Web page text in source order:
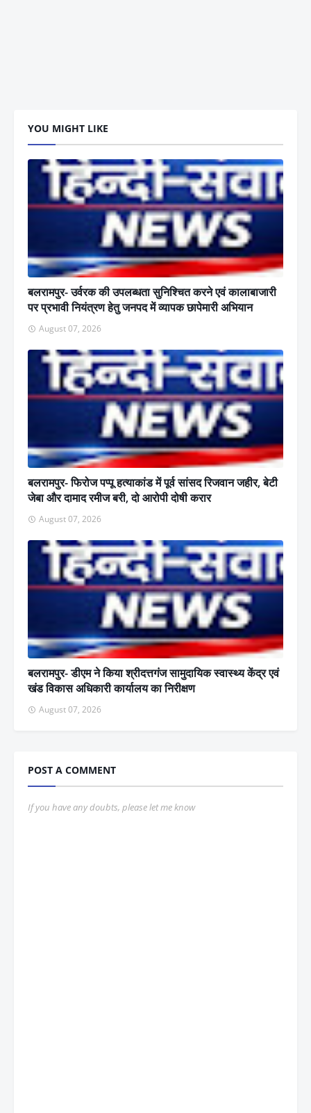
YOU MIGHT LIKE
बलरामपुर- उर्वरक की उपलब्धता सुनिश्चित करने एवं कालाबाजारी
पर प्रभावी नियंत्रण हेतु जनपद में व्यापक छापेमारी अभियान
August 07, 2026
बलरामपुर- फिरोज पप्पू हत्याकांड में पूर्व सांसद रिजवान जहीर, बेटी
जेबा और दामाद रमीज बरी, दो आरोपी दोषी करार
August 07, 2026
बलरामपुर- डीएम ने किया श्रीदत्तगंज सामुदायिक स्वास्थ्य केंद्र एवं
खंड विकास अधिकारी कार्यालय का निरीक्षण
August 07, 2026
POST A COMMENT
If you have any doubts, please let me know